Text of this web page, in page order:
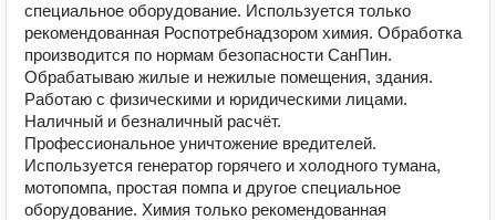
специальное оборудование. Используется только
рекомендованная Роспотребнадзором химия. Обработка
производится по нормам безопасности СанПин.
Обрабатываю жилые и нежилые помещения, здания.
Работаю с физическими и юридическими лицами.
Наличный и безналичный расчёт.
Профессиональное уничтожение вредителей.
Используется генератор горячего и холодного тумана,
мотопомпа, простая помпа и другое специальное
оборудование. Химия только рекомендованная